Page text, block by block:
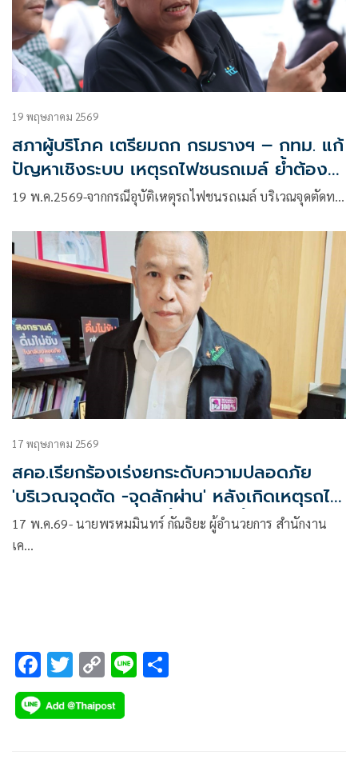
19 พฤษภาคม 2569
สภาผู้บริโภค เตรียมถก กรมรางฯ – กทม. แก้
ปัญหาเชิงระบบ เหตุรถไฟชนรถเมล์ ย้ำต้อง
เยียวยาผู้เสียหายรายละ 8 ล้านบาท
19 พ.ค.2569-จากกรณีอุบัติเหตุรถไฟชนรถเมล์ บริเวณจุดตัดท…
17 พฤษภาคม 2569
สคอ.เรียกร้องเร่งยกระดับความปลอดภัย
'บริเวณจุดตัด -จุดลักผ่าน' หลังเกิดเหตุรถไฟ
ชนรถเมล์ แนะเครื่องกั้นต้อง 2ชั้น ปิดสนิท
17 พ.ค.69- นายพรหมมินทร์ กัณธิยะ ผู้อำนวยการ สำนักงาน
เค…
F
ac
e
T
wi
tt
C
o
p
Li